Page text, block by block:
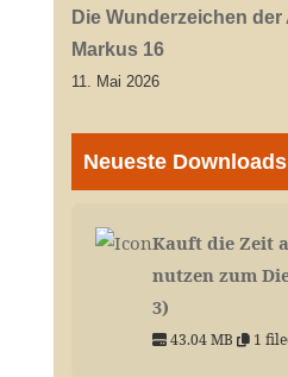
Die Wunderzeichen
Markus 16
11. Mai 2026
Neueste Downloads
Kauft die Zeit
nutzen zum
3)
43.04 MB 1